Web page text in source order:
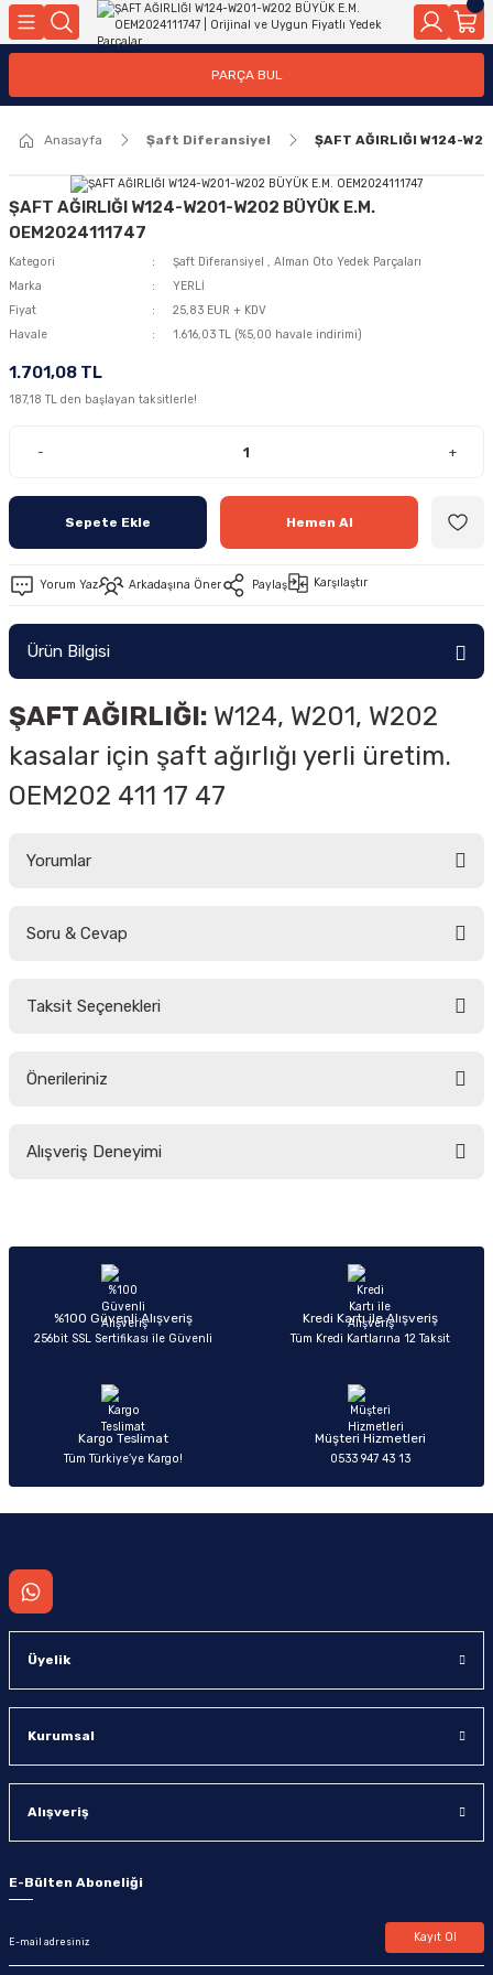
Geri Dön
Geri Dön
Geri Dön
Yakıt Pompası, Yakıt Hatları
Motor Elektrik
Ateşleme Buji Bobin Buji Kablosu
Geri Dön
Geri Dön
Geri Dön
Kollar
Geri Dön
Geri Dön
Ön Arka
Geri Dön
PARÇA BUL
Anasayfa Şaft Diferansiyel ŞAFT AĞIRLIĞI W124-
ŞAFT AĞIRLIĞI W124-W201-W202 BÜYÜK E.M.
OEM2024111747
Kategori Şaft Diferansiyel , Alman Oto Yedek Parçaları
Marka
YERLİ
Fiyat
25,83 EUR + KDV
Havale
1.616,03 TL (%5,00 havale indirimi)
1.701,08 TL
187,18 TL den başlayan taksitlerle!
- +
Sepete Ekle Hemen Al
Yorum Yaz Arkadaşına Öner Paylaş Karşılaştır
Ürün Bilgisi
ŞAFT AĞIRLIĞI: W124, W201, W202
kasalar için şaft ağırlığı yerli üretim.
OEM202 411 17 47
Yorumlar
Soru & Cevap
Taksit Seçenekleri
Önerileriniz
yetersiz gördüğünüz noktaları öneri formunu kullanarak tarafımıza
Ürün açıklamasında eksik bilgiler bulunuyor.
Ürün bilgilerinde hatalar bulunuyor.
Ürün fiyatı diğer sitelerden daha pahalı.
Alışveriş Deneyimi
Sitemize ilk yorumu siz yapın!
%100 Güvenli Alışveriş
256bit SSL Sertifikası ile Güvenli
Kredi Kartı ile Alışveriş
Tüm Kredi Kartlarına 12 Taksit
Kargo Teslimat
Tüm Türkiye’ye Kargo!
Müşteri Hizmetleri
0533 947 43 13
Üyelik
Kurumsal
Alışveriş
E-Bülten Aboneliği
Kayıt Ol